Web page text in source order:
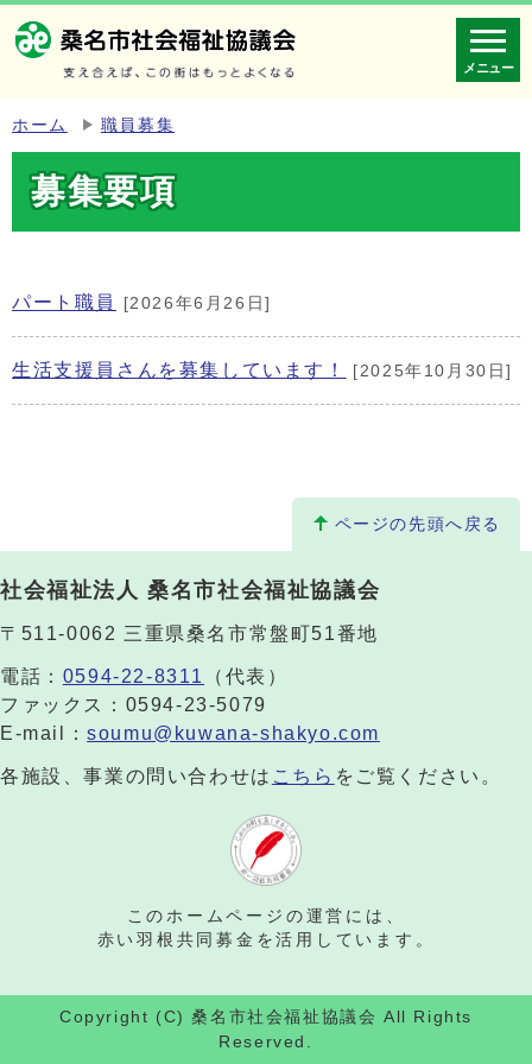
メニュー
ホーム 職員募集
募集要項
パート職員 [2026年6月26日]
生活支援員さんを募集しています！ [2025年10月30日]
ページの先頭へ戻る
社会福祉法人 桑名市社会福祉協議会
〒511-0062 三重県桑名市常盤町51番地
電話： 0594-22-8311
（代表）
ファックス：0594-23-5079
E-mail：soumu@kuwana-shakyo.com
各施設、事業の問い合わせは こちら をご覧ください。
このホームページの運営には、
赤い羽根共同募金を活用しています。
Copyright (C) 桑名市社会福祉協議会 All Rights
Reserved.